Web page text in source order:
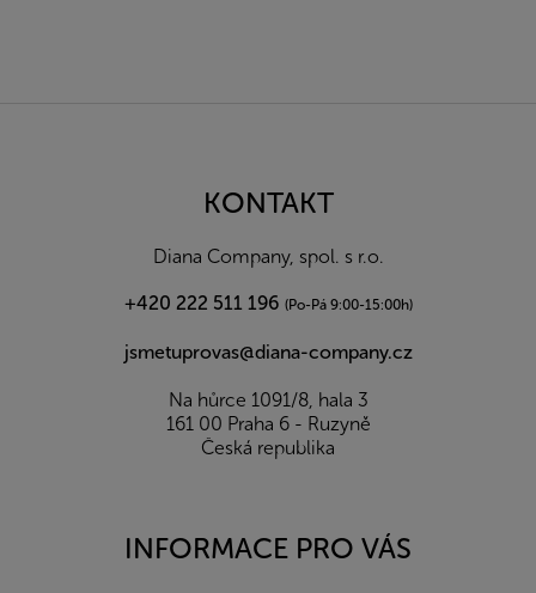
KONTAKT
Diana Company, spol. s r.o.
+420 222 511 196 (Po-Pá 9:00-15:00h)
jsmetuprovas@diana-company.cz
Na hůrce 1091/8, hala 3
161 00 Praha 6 - Ruzyně
Česká republika
INFORMACE PRO VÁS